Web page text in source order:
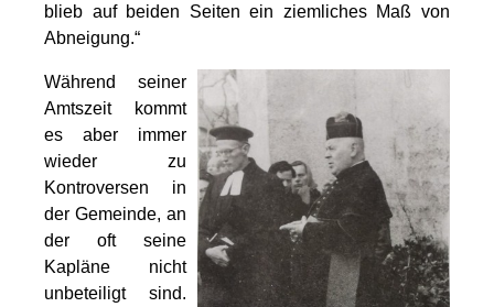
blieb auf beiden Seiten ein ziemliches Maß von
Abneigung.“
Während seiner
Amtszeit kommt
es aber immer
wieder zu
Kontroversen in
der Gemeinde, an
der oft seine
Kapläne nicht
unbeteiligt sind.